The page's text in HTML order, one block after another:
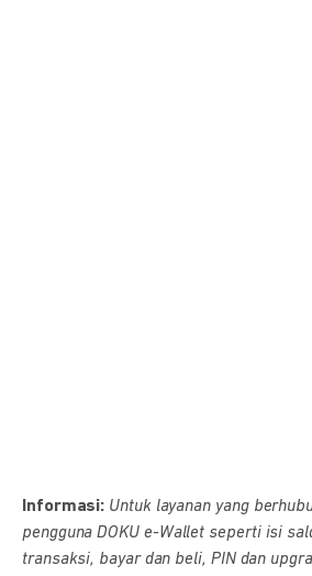
Informasi: Untuk layanan yang
pengguna DOKU e-Wallet seperti isi
transaksi, bayar dan beli, PIN dan